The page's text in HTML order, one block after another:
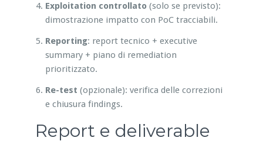
Exploitation controllato(solo se previsto):
dimostrazione impatto con PoC tracciabili.
Reporting: report tecnico + executive
summary + piano di remediation
prioritizzato.
Re-test (opzionale): verifica delle correzioni
e chiusura findings.
Report e deliverable